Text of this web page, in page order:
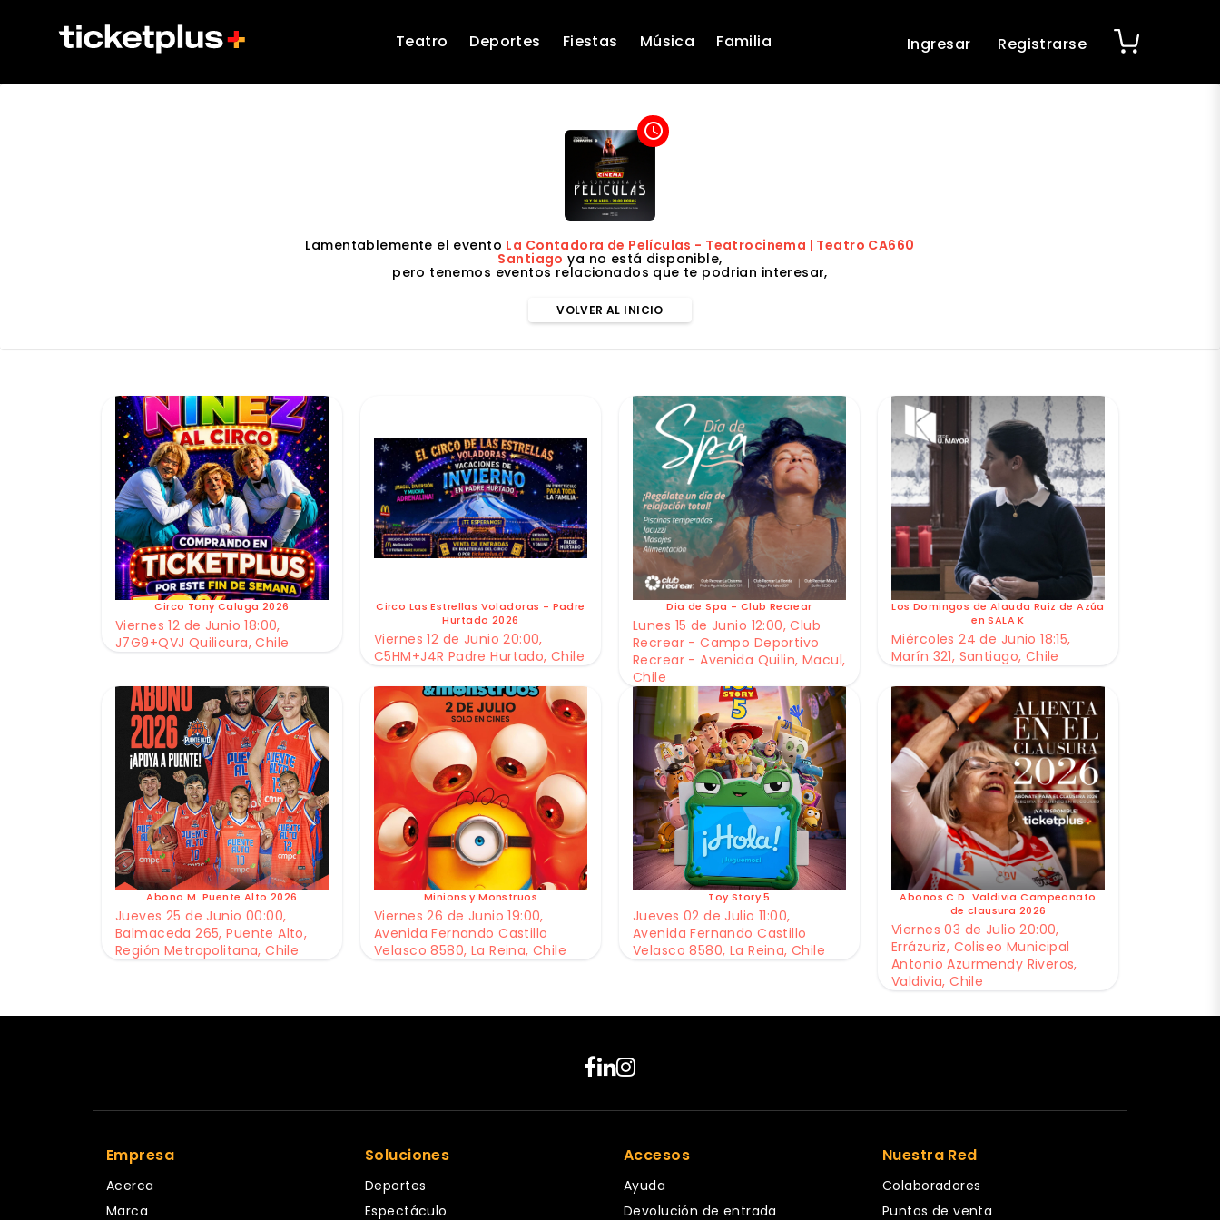
Teatro Deportes Fiestas Música Familia Ingresar Registrarse
access_time
Lamentablemente el evento La Contadora de Películas - Teatrocinema | Teatro CA660
Santiago ya no está disponible,
pero tenemos eventos relacionados que te podrian interesar,
VOLVER AL INICIO
Circo Tony Caluga 2026
Viernes 12 de Junio 18:00,
J7G9+QVJ Quilicura, Chile
Circo Las Estrellas Voladoras - Padre
Hurtado 2026
Viernes 12 de Junio 20:00,
C5HM+J4R Padre Hurtado, Chile
Dia de Spa - Club Recrear
Lunes 15 de Junio 12:00, Club
Recrear - Campo Deportivo
Recrear - Avenida Quilin, Macul,
Chile
Los Domingos de Alauda Ruiz de Azúa
en SALA K
Miércoles 24 de Junio 18:15,
Marín 321, Santiago, Chile
Abono M. Puente Alto 2026
Jueves 25 de Junio 00:00,
Balmaceda 265, Puente Alto,
Región Metropolitana, Chile
Minions y Monstruos
Viernes 26 de Junio 19:00,
Avenida Fernando Castillo
Velasco 8580, La Reina, Chile
Toy Story 5
Jueves 02 de Julio 11:00,
Avenida Fernando Castillo
Velasco 8580, La Reina, Chile
Abonos C.D. Valdivia Campeonato
de clausura 2026
Viernes 03 de Julio 20:00,
Errázuriz, Coliseo Municipal
Antonio Azurmendy Riveros,
Valdivia, Chile
Empresa
Acerca
Marca
Soluciones
Deportes
Espectáculo
Accesos
Ayuda
Devolución de entrada
Nuestra Red
Colaboradores
Puntos de venta